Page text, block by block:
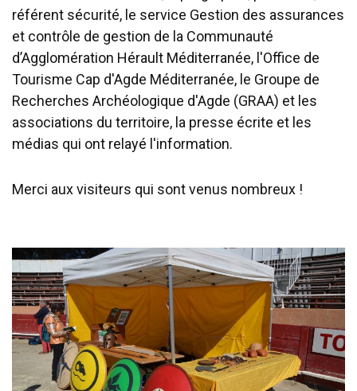
référent sécurité, le service Gestion des assurances
et contrôle de gestion de la Communauté
d’Agglomération Hérault Méditerranée, l'Office de
Tourisme Cap d'Agde Méditerranée, le Groupe de
Recherches Archéologique d'Agde (GRAA) et les
associations du territoire, la presse écrite et les
médias qui ont relayé l'information.
Merci aux visiteurs qui sont venus nombreux !